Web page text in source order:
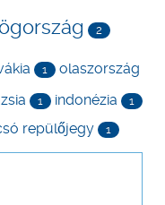
2
1 olaszország
1 indonézia 1
repülőjegy 1